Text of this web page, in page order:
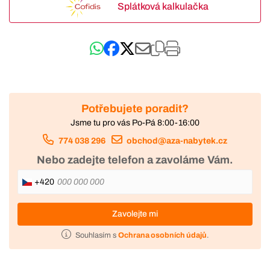
Splátková kalkulačka
Potřebujete poradit?
Jsme tu pro vás Po-Pá 8:00-16:00
774 038 296 obchod@aza-nabytek.cz
Nebo zadejte telefon a zavoláme Vám.
+420
Zavolejte mi
Souhlasím s Ochrana osobních údajů.